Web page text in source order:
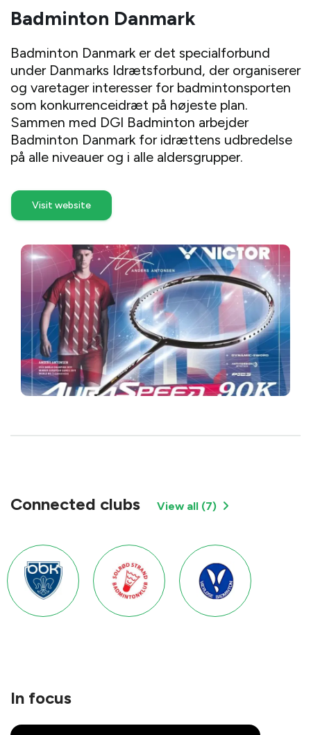
Badminton Danmark
Badminton Danmark er det specialforbund
under Danmarks Idrætsforbund, der organiserer
og varetager interesser for badmintonsporten
som konkurrenceidræt på højeste plan.
Sammen med DGI Badminton arbejder
Badminton Danmark for idrættens udbredelse
på alle niveauer og i alle aldersgrupper.
Visit website
Connected clubs View all (7)
In focus